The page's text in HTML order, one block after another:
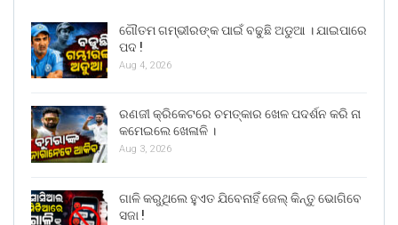
ଗୌତମ ଗମ୍ଭୀରଙ୍କ ପାଇଁ ବଢୁଛି ଅଡୁଆ । ଯାଇପାରେ
ପଦ !
Aug 4, 2026
ରଣଜୀ କ୍ରିକେଟରେ ଚମତ୍କାର ଖେଳ ପଦର୍ଶନ କରି ନା
କମେଇଲେ ଖେଳାଳି ।
Aug 3, 2026
ଗାଳି କରୁଥିଲେ ହୁଏତ ଯିବେନାହିଁ ଜେଲ୍ କିନ୍ତୁ ଭୋଗିବେ
ସଜା !